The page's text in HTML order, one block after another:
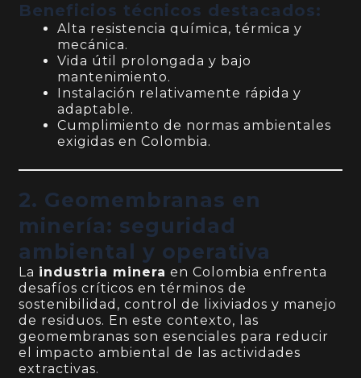
Beneficios técnicos destacados:
Alta resistencia química, térmica y
mecánica.
Vida útil prolongada y bajo
mantenimiento.
Instalación relativamente rápida y
adaptable.
Cumplimiento de normas ambientales
exigidas en Colombia.
2. Geomembranas en
minería: seguridad
ambiental y operativa
La industria minera en Colombia enfrenta
desafíos críticos en términos de
sostenibilidad, control de lixiviados y manejo
de residuos. En este contexto, las
geomembranas son esenciales para reducir
el impacto ambiental de las actividades
extractivas.